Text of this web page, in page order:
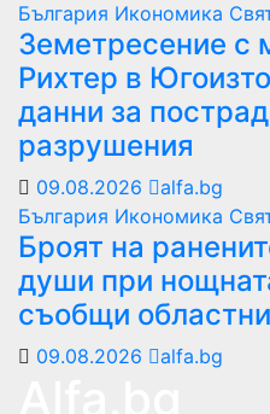
България Икономика
Земетресение с
Рихтер в
данни за
разрушения
09.08.2026
alfa.bg
България Икономика
Броят на
души при
съобщи
09.08.2026 alfa.bg